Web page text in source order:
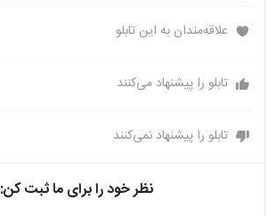
علاقه‌مندان به این تابلو
تابلو را پیشنهاد می‌کنند
تابلو را پیشنهاد نمی‌کنند
نظر خود را برای ما ثبت کن: